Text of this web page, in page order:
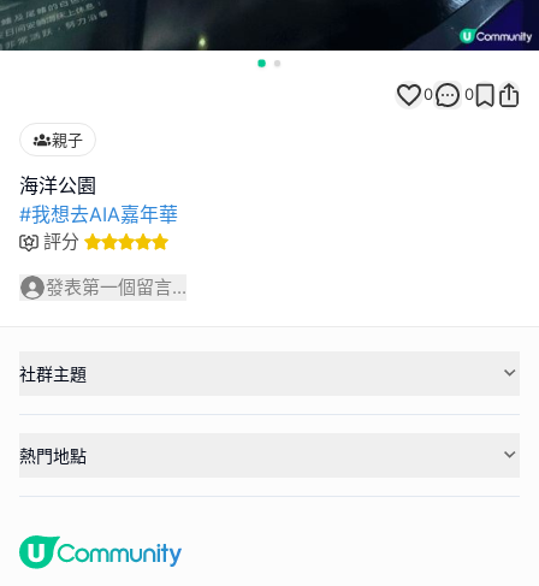
0 0
親子
#我想去AIA嘉年華
評分
發表第一個留言...
社群主題
熱門地點